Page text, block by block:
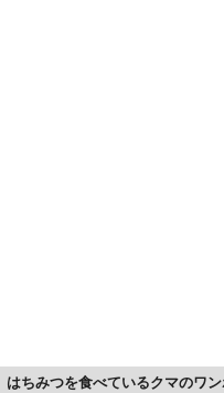
はちみつを食べているクマのワ